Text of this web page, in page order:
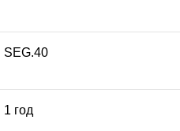
SEG.40
1 год